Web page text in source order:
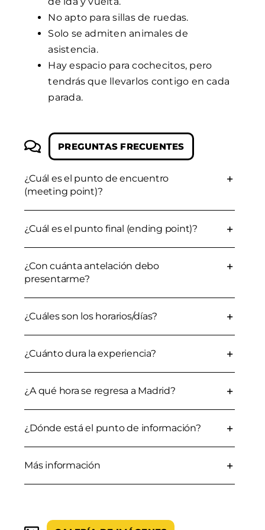
No apto para sillas de ruedas.
Solo se admiten animales de
asistencia.
Hay espacio para cochecitos, pero
tendrás que llevarlos contigo en cada
parada.
PREGUNTAS FRECUENTES
¿Cuál es el punto de encuentro
(meeting point)?
¿Cuál es el punto final (ending point)?
¿Con cuánta antelación debo
presentarme?
¿Cuáles son los horarios/días?
¿Cuánto dura la experiencia?
¿A qué hora se regresa a Madrid?
¿Dónde está el punto de información?
Más información